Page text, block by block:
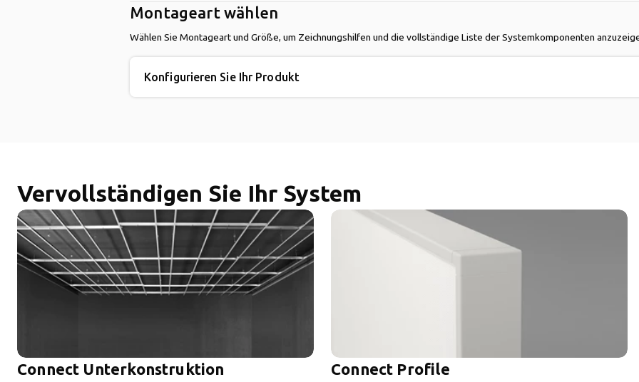
Montageart wählen
Wählen Sie Montageart und Größe, um Zeichnungshilfen und die vollständige Liste der Systemkomponenten
Konfigurieren Sie Ihr Produkt
Vervollständigen Sie Ihr System
Connect Unterkonstruktion Connect Profile